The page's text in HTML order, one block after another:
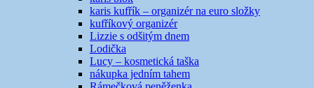
karis kufřík – organizér na euro složky
kufříkový organizér
Lizzie s odšitým dnem
Lodička
Lucy – kosmetická taška
nákupka jedním tahem